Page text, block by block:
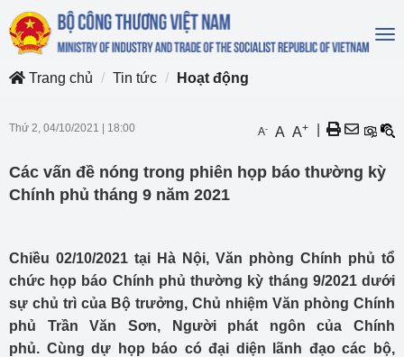
Trang chủ
Tin tức Hoạt động
Thứ 2, 04/10/2021 18:00 A- A A+
Các vấn đề nóng trong phiên họp báo thường kỳ
Chính phủ tháng 9 năm 2021
Chiều 02/10/2021 tại Hà Nội, Văn phòng Chính phủ tổ
chức họp báo Chính phủ thường kỳ tháng 9/2021 dưới
sự chủ trì của Bộ trưởng, Chủ nhiệm Văn phòng Chính
phủ Trần Văn Sơn, Người phát ngôn của Chính
phủ. Cùng dự họp báo có đại diện lãnh đạo các bộ,